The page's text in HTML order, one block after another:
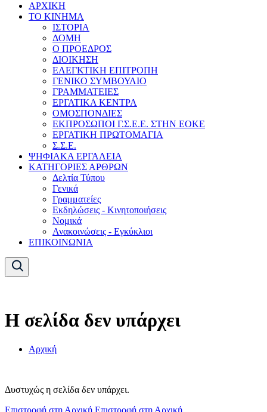
ΑΡΧΙΚΗ
ΤΟ ΚΙΝΗΜΑ
ΙΣΤΟΡΙΑ
ΔΟΜΗ
Ο ΠΡΟΕΔΡΟΣ
ΔΙΟΙΚΗΣΗ
ΕΛΕΓΚΤΙΚΗ ΕΠΙΤΡΟΠΗ
ΓΕΝΙΚΟ ΣΥΜΒΟΥΛΙΟ
ΓΡΑΜΜΑΤΕΙΕΣ
ΕΡΓΑΤΙΚΑ ΚΕΝΤΡΑ
ΟΜΟΣΠΟΝΔΙΕΣ
ΕΚΠΡΟΣΩΠΟΙ Γ.Σ.Ε.Ε. ΣΤΗΝ ΕΟΚΕ
ΕΡΓΑΤΙΚΗ ΠΡΩΤΟΜΑΓΙΑ
Σ.Σ.Ε.
ΨΗΦΙΑΚΑ ΕΡΓΑΛΕΙΑ
ΚΑΤΗΓΟΡΙΕΣ ΑΡΘΡΩΝ
Δελτία Τύπου
Γενικά
Γραμματείες
Εκδηλώσεις - Κινητοποιήσεις
Νομικά
Ανακοινώσεις - Εγκύκλιοι
ΕΠΙΚΟΙΝΩΝΙΑ
Η σελίδα δεν υπάρχει
Αρχική
Δυστυχώς η σελίδα δεν υπάρχει.